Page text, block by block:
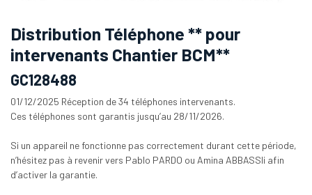
Distribution Téléphone ** pour
intervenants Chantier BCM**
GC128488
01/12/2025 Réception de 34 téléphones intervenants.
Ces téléphones sont garantis jusqu’au 28/11/2026.
Si un appareil ne fonctionne pas correctement durant cette période,
n’hésitez pas à revenir vers Pablo PARDO ou Amina ABBASSIi afin
d’activer la garantie.